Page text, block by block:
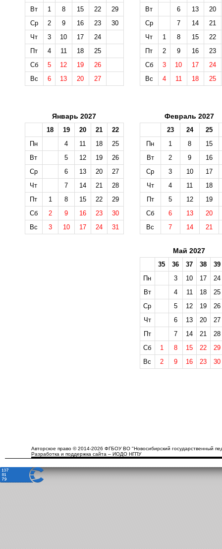
Вт
1 8 15 22
29
Ср
2 9 16 23
30
Чт
3 10 17
24
Пт
4 11 18
25
Сб
5 12 19
26
Вс
6 13 20 27
Вт
6 13
20
Ср
7 14
21
Чт
1 8 15
22
Пт
2 9 16
23
Сб
3 10 17
24
Вс
4 11 18 25
Январь 2027
18 19 20 21
22
Пн
4 11 18
25
Вт
5 12 19
26
Ср
6 13 20
27
Чт
7 14 21
28
Пт
1 8 15 22
29
Сб
2 9 16 23
30
Вс
3 10 17 24 31
Февраль 2027
23 24
25
Пн
1 8
15
Вт
2 9
16
Ср
3 10
17
Чт
4 11
18
Пт
5 12
19
Сб
6 13
20
Вс
7 14 21
Май 2027
35 36 37 38
39
Пн
3 10 17
24
Вт
4 11 18
25
Ср
5 12 19
26
Чт
6 13 20
27
Пт
7 14 21
28
Сб
1 8 15 22
29
Вс
2 9 16 23 30
Авторское право © 2014-2026 ФГБОУ ВО "Новосибирский государственный
Разработка и поддержка сайта – ИОДО НГПУ